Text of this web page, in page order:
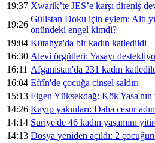
19:37 Xwarik’te JES’e karşı direniş
19:26
Gülistan Doku için eylem: Altı
önündeki engel kimdi?
19:04 Kütahya'da bir kadın katledildi
16:30 Alevi örgütleri: Yasayı
16:11 Afganistan'da 231 kadın
16:04 Efrîn'de çocuğa cinsel saldırı
15:13 Figen Yüksekdağ: Kök
14:26 Kayıp yakınları: Daha cesur
14:14 Suriye'de 46 kadın yaşamını
14:13 Dosya yeniden açıldı: 2